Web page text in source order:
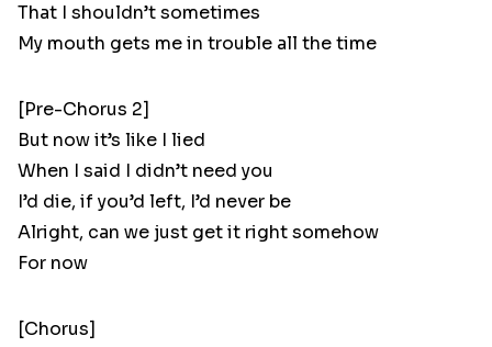
That I shouldn’t sometimes
My mouth gets me in trouble all the time
[Pre-Chorus 2]
But now it’s like I lied
When I said I didn’t need you
I’d die, if you’d left, I’d never be
Alright, can we just get it right somehow
For now
[Chorus]